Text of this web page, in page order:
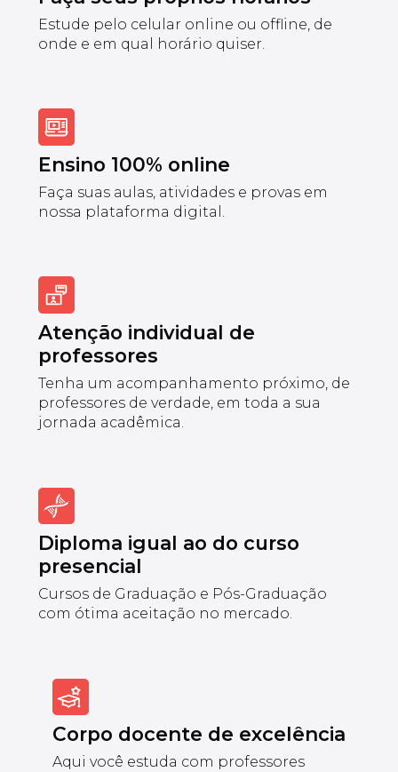
Estude pelo celular online ou offline, de
onde e em qual horário quiser.
Ensino 100% online
Faça suas aulas, atividades e provas em
nossa plataforma digital.
Atenção individual de
professores
Tenha um acompanhamento próximo, de
professores de verdade, em toda a sua
jornada acadêmica.
Diploma igual ao do curso
presencial
Cursos de Graduação e Pós-Graduação
com ótima aceitação no mercado.
Corpo docente de excelência
Aqui você estuda com professores